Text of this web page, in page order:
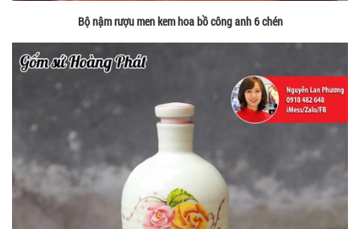
Bộ nậm rượu men kem hoa bồ công anh 6 chén